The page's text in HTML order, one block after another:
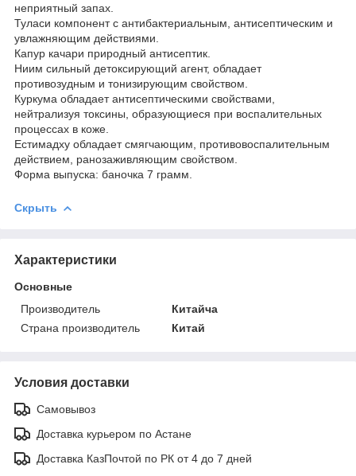
неприятный запах.
Туласи компонент с антибактериальным, антисептическим и
увлажняющим действиями.
Капур качари природный антисептик.
Ниим сильный детоксирующий агент, обладает
противозудным и тонизирующим свойством.
Куркума обладает антисептическими свойствами,
нейтрализуя токсины, образующиеся при воспалительных
процессах в коже.
Естимадху обладает смягчающим, противовоспалительным
действием, ранозаживляющим свойством.
Форма выпуска: баночка 7 грамм.
Скрыть
Характеристики
Основные
Производитель
Китайча
Страна производитель
Китай
Условия доставки
Самовывоз
Доставка курьером по Астане
Доставка КазПочтой по РК от 4 до 7 дней